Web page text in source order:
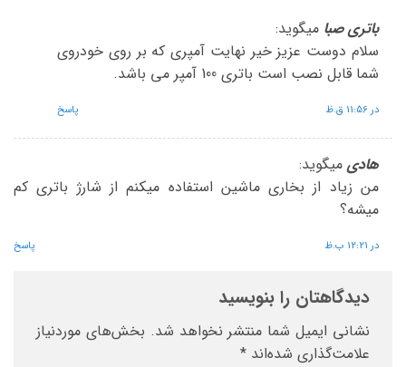
باتری صبا میگوید:
سلام دوست عزیز خیر نهایت آمپری که بر روی خودروی
شما قابل نصب است باتری 100 آمپر می باشد.
در 11:56 ق.ظ پاسخ
هادی میگوید:
من زیاد از بخاری ماشین استفاده میکنم از شارژ باتری کم
میشه؟
در 12:21 ب.ظ پاسخ
دیدگاهتان را بنویسید
نشانی ایمیل شما منتشر نخواهد شد. بخش‌های موردنیاز
علامت‌گذاری شده‌اند *